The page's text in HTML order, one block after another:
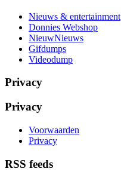
Nieuws & entertainment
Donnies Webshop
NieuwNieuws
Gifdumps
Videodump
Privacy
Privacy
Voorwaarden
Privacy
RSS feeds